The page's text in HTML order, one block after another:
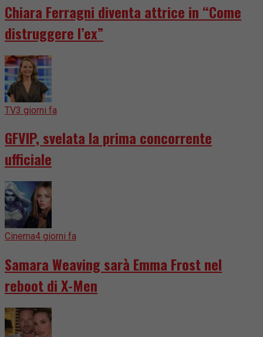
Chiara Ferragni diventa attrice in “Come
distruggere l’ex”
TV3 giorni fa
GFVIP, svelata la prima concorrente
ufficiale
Cinema4 giorni fa
Samara Weaving sarà Emma Frost nel
reboot di X-Men